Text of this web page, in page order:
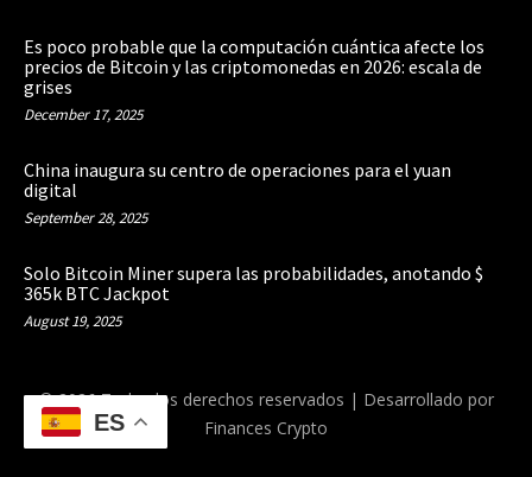
Es poco probable que la computación cuántica afecte los
precios de Bitcoin y las criptomonedas en 2026: escala de
grises
December 17, 2025
China inaugura su centro de operaciones para el yuan
digital
September 28, 2025
Solo Bitcoin Miner supera las probabilidades, anotando $
365k BTC Jackpot
August 19, 2025
© 2026 Todos los derechos reservados | Desarrollado por
Finances Crypto
ES